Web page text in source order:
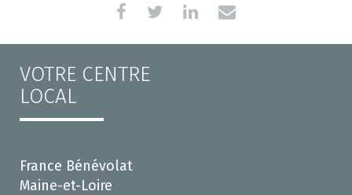
VOTRE CENTRE
LOCAL
France Bénévolat
Maine-et-Loire